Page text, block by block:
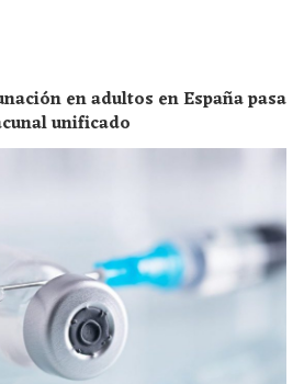
en adultos en España pasa
unificado